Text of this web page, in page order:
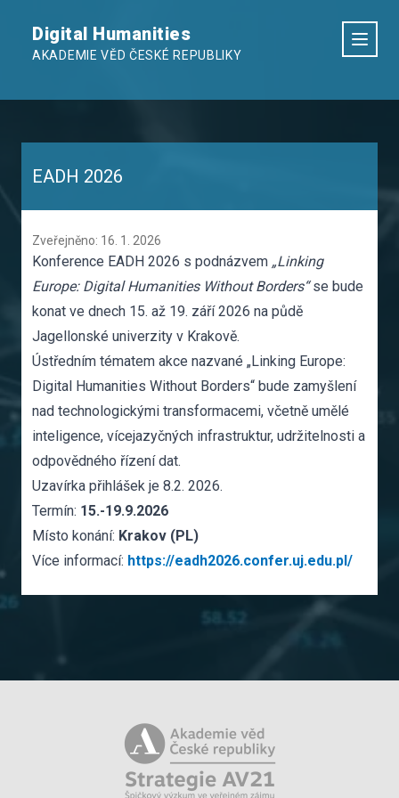
Digital Humanities
AKADEMIE VĚD ČESKÉ REPUBLIKY
EADH 2026
Zveřejněno: 16. 1. 2026
Konference EADH 2026 s podnázvem „Linking
Europe: Digital Humanities Without Borders“se bude
konat ve dnech 15. až 19. září 2026 na půdě
Jagellonské univerzity v Krakově.
Ústředním tématem akce nazvané „Linking Europe:
Digital Humanities Without Borders“ bude zamyšlení
nad technologickými transformacemi, včetně umělé
inteligence, vícejazyčných infrastruktur, udržitelnosti a
odpovědného řízení dat.
Uzavírka přihlášek je 8.2. 2026.
Termín: 15.-19.9.2026
Místo konání: Krakov (PL)
Více informací: https://eadh2026.confer.uj.edu.pl/